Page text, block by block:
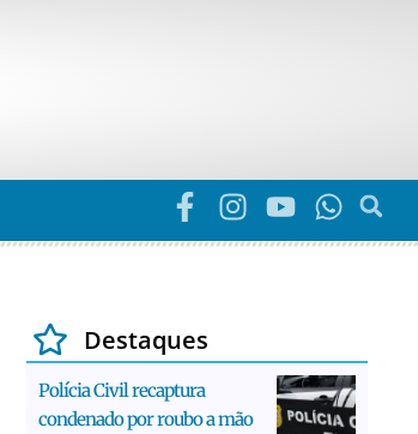
Destaques
Polícia Civil recaptura
condenado por roubo a mão